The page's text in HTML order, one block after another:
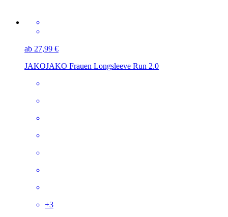
ab 27,99 €
JAKOJAKO Frauen Longsleeve Run 2.0
+3